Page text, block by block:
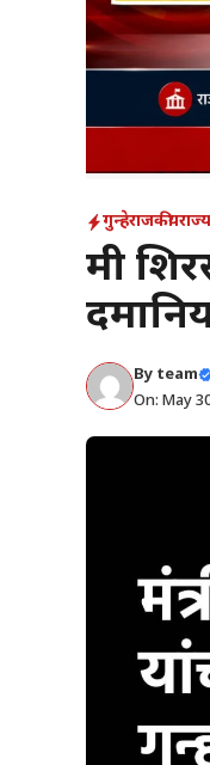
गुन्हेराजकीयराज्य
मंत्री
By team
On: May